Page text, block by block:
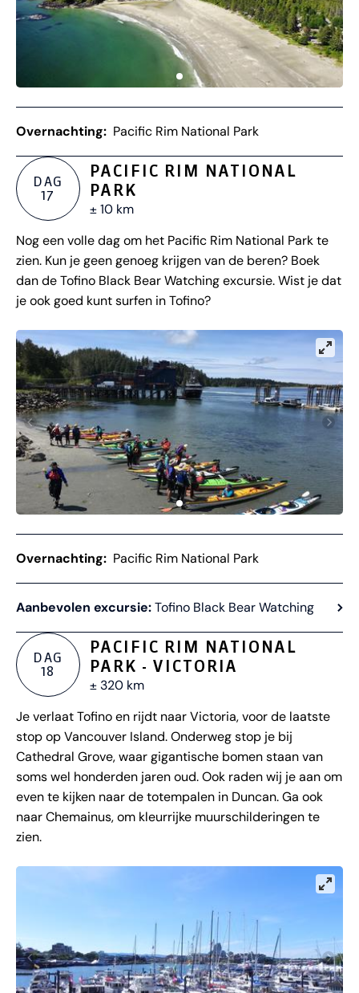
Overnachting: Pacific Rim National Park
DAG
17
PACIFIC RIM NATIONAL
PARK
± 10 km
Nog een volle dag om het Pacific Rim National Park te
zien. Kun je geen genoeg krijgen van de beren? Boek
dan de Tofino Black Bear Watching excursie. Wist je dat
je ook goed kunt surfen in Tofino?
Overnachting: Pacific Rim National Park
Aanbevolen excursie:Tofino Black Bear Watching
DAG
18
PACIFIC RIM NATIONAL
PARK - VICTORIA
± 320 km
Je verlaat Tofino en rijdt naar Victoria, voor de laatste
stop op Vancouver Island. Onderweg stop je bij
Cathedral Grove, waar gigantische bomen staan van
soms wel honderden jaren oud. Ook raden wij je aan om
even te kijken naar de totempalen in Duncan. Ga ook
naar Chemainus, om kleurrijke muurschilderingen te
zien.